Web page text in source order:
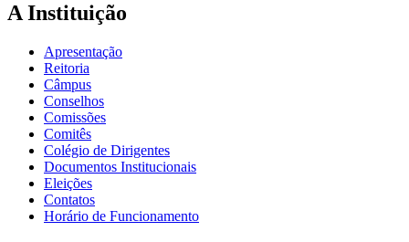
A Instituição
Apresentação
Reitoria
Câmpus
Conselhos
Comissões
Comitês
Colégio de Dirigentes
Documentos Institucionais
Eleições
Contatos
Horário de Funcionamento